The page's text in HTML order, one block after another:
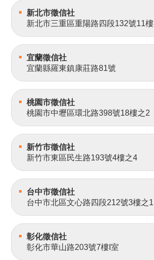
新北市徵信社
新北市三重區重陽路四段132號11樓
宜蘭徵信社
宜蘭縣羅東鎮康莊路81號
桃園市徵信社
桃園市中壢區環北路398號18樓之2
新竹市徵信社
新竹市東區民生路193號4樓之4
台中市徵信社
台中市北區文心路四段212號3樓之1
彰化徵信社
彰化市華山路203號7樓I室